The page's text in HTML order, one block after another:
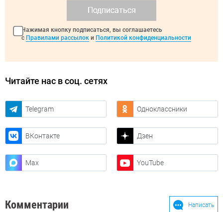
Подписаться
Нажимая кнопку подписаться, вы соглашаетесь
с Правилами рассылок и Политикой конфиденциальности
Читайте нас в соц. сетях
Telegram Одноклассники
ВКонтакте Дзен
Max YouTube
Комментарии Написать